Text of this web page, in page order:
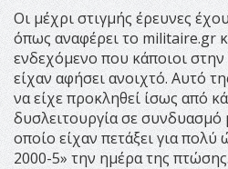
Οι μέχρι στιγμής έρευνες
όπως αναφέρει το militaire.gr
ενδεχόμενο που κάποιοι
είχαν αφήσει ανοιχτό. Αυτό
να είχε προκληθεί ίσως από
δυσλειτουργία σε
οποίο είχαν πετάξει για
2000-5» την ημέρα της πτώσης.